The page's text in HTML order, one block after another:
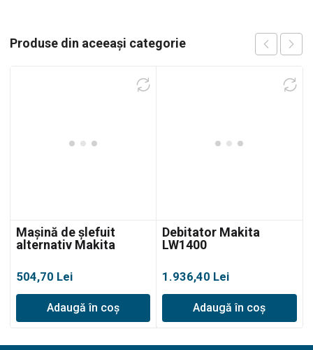
Produse din aceeași categorie
Mașină de șlefuit
alternativ Makita
504,70 Lei
Adaugă în coș
Debitator Makita
LW1400
1.936,40 Lei
Adaugă în coș